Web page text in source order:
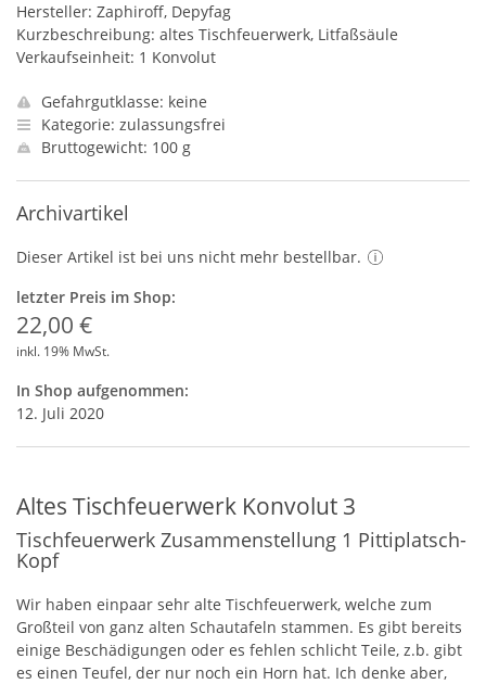
Hersteller: Zaphiroff, Depyfag
Kurzbeschreibung: altes Tischfeuerwerk, Litfaßsäule
Verkaufseinheit: 1 Konvolut
Gefahrgutklasse: keine
Kategorie: zulassungsfrei
Bruttogewicht: 100 g
Archivartikel
Dieser Artikel ist bei uns nicht mehr bestellbar.
letzter Preis im Shop:
22,00 €
inkl. 19% MwSt.
In Shop aufgenommen:
12. Juli 2020
Altes Tischfeuerwerk Konvolut 3
Tischfeuerwerk Zusammenstellung 1 Pittiplatsch-
Kopf
Wir haben einpaar sehr alte Tischfeuerwerk, welche zum
Großteil von ganz alten Schautafeln stammen. Es gibt bereits
einige Beschädigungen oder es fehlen schlicht Teile, z.b. gibt
es einen Teufel, der nur noch ein Horn hat. Ich denke aber,